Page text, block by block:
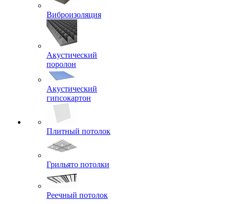
Виброизоляция
Акустический
поролон
Акустический
гипсокартон
Плитный потолок
Грильято потолки
Реечный потолок